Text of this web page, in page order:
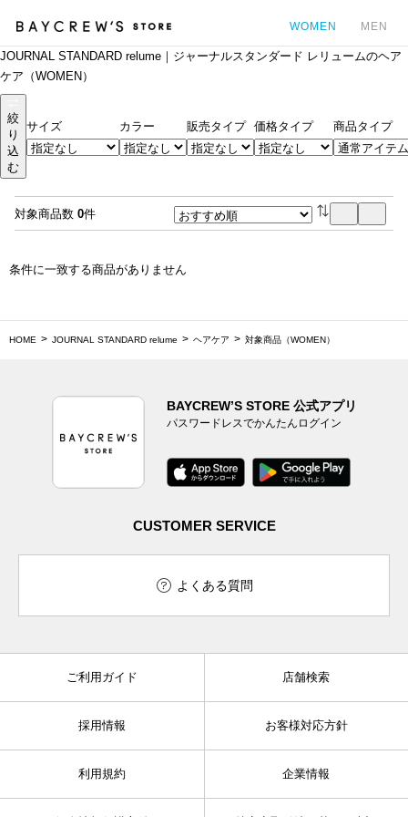
WOMEN MEN
JOURNAL STANDARD relume｜ジャーナルスタンダード レリュームのヘア
ケア（WOMEN）
絞
り
込
む
サイズ カラー 販売タイプ 価格タイプ 商品タイプ
対象商品数 0件
条件に一致する商品がありません
HOME JOURNAL STANDARD relume ヘアケア 対象商品（WOMEN）
BAYCREW’S STORE 公式アプリ
パスワードレスでかんたんログイン
CUSTOMER SERVICE
よくある質問
ご利用ガイド 店舗検索
採用情報 お客様対応方針
利用規約 企業情報